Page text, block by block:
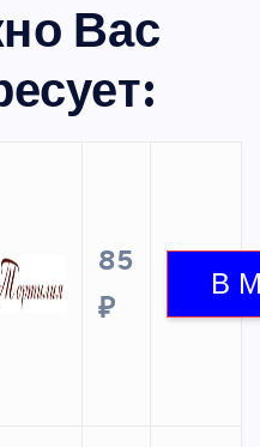
Вас
85
₽